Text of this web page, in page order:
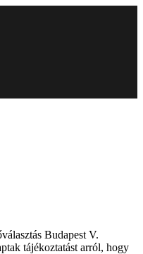
Budapest V.
tájékoztatást arról, hogy